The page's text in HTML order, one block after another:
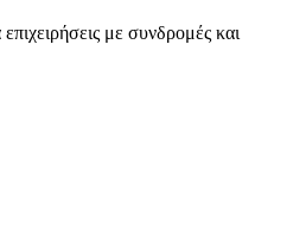
με συνδρομές και